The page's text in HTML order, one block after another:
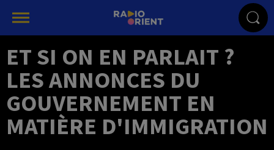
ET SI ON EN PARLAIT ?
LES ANNONCES DU
GOUVERNEMENT EN
MATIÈRE D'IMMIGRATION